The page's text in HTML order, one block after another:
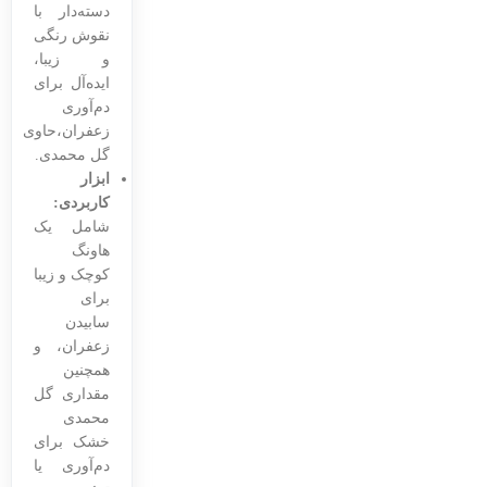
دسته‌دار با
نقوش رنگی
و زیبا،
ایده‌آل برای
دم‌آوری
زعفران،حاوی
گل محمدی.
ابزار
کاربردی:
شامل یک
هاونگ
کوچک و زیبا
برای
سابیدن
زعفران، و
همچنین
مقداری گل
محمدی
خشک برای
دم‌آوری یا